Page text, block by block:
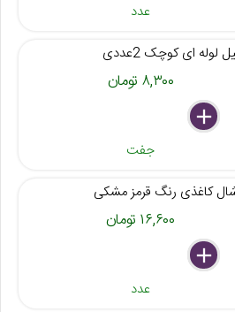
عدد
لوله ای کوچک 2عددی
۸,۳۰۰ تومان
delete
remove
add
جفت
کاغذی رنگ قرمز مشکی
۱۶,۶۰۰ تومان
delete
remove
add
عدد